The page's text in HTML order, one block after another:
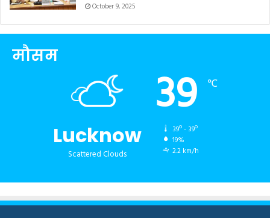
October 9, 2025
मौसम
Lucknow
Scattered Clouds
39 ℃
39º - 39º
19%
2.2 km/h